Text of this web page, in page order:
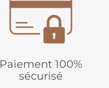
Paiement 100%
sécurisé